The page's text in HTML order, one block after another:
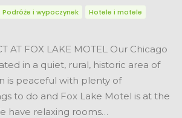
Podróże i wypoczynek Hotele i motele
AT FOX LAKE MOTEL Our Chicago
in a quiet, rural, historic area of
is peaceful with plenty of
to do and Fox Lake Motel is at the
have relaxing rooms…